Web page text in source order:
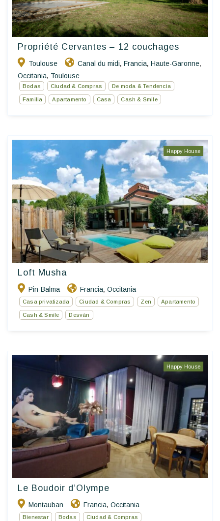
Propriété Cervantes – 12 couchages
Toulouse Canal du midi, Francia, Haute-Garonne,
Occitania, Toulouse
Bodas Ciudad & Compras De moda & Tendencia
Familia Apartamento Casa Cash & Smile
Happy House
Loft Musha
Pin-Balma Francia, Occitania
Casa privatizada Ciudad & Compras Zen Apartamento
Cash & Smile Desván
Happy House
Le Boudoir d’Olympe
Montauban Francia, Occitania
Bienestar Bodas Ciudad & Compras